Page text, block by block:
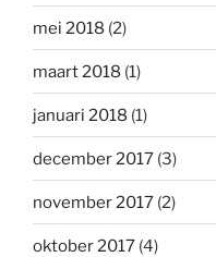
mei 2018 (2)
maart 2018 (1)
januari 2018 (1)
december 2017 (3)
november 2017 (2)
oktober 2017 (4)